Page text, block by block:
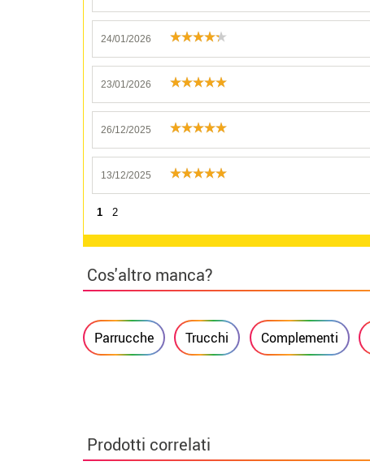
24/01/2026
23/01/2026
26/12/2025
13/12/2025
1 2
Cos'altro manca?
Parrucche Trucchi Complementi
Prodotti correlati